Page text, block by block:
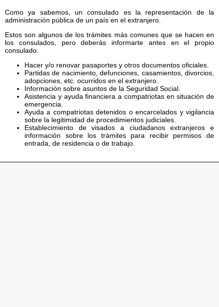
Como ya sabemos, un consulado es la representación de la
administración pública de un país en el extranjero.
Estos son algunos de los trámites más comunes que se hacen en
los consulados, pero deberás informarte antes en el propio
consulado.
Hacer y/o renovar pasaportes y otros documentos oficiales.
Partidas de nacimiento, defunciones, casamientos, divorcios,
adopciones, etc. ocurridos en el extranjero.
Información sobre asuntos de la Seguridad Social.
Asistencia y ayuda financiera a compatriotas en situación de
emergencia.
Ayuda a compatriotas detenidos o encarcelados y vigilancia
sobre la legitimidad de procedimientos judiciales.
Establecimiento de visados a ciudadanos extranjeros e
información sobre los trámites para recibir permisos de
entrada, de residencia o de trabajo.